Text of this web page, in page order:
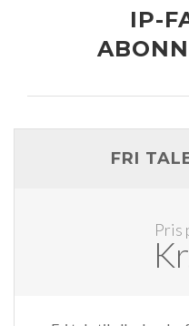
IP-
FRI
Pris